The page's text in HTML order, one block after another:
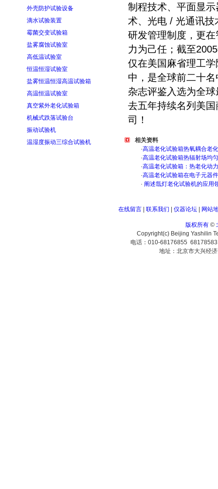
外壳防护试验设备
滴水试验装置
霉菌交变试验箱
盐雾腐蚀试验室
高低温试验室
恒温恒湿试验室
盐雾恒温恒湿高温试验箱
高温恒温试验室
真空紫外老化试验箱
机械式跌落试验台
振动试验机
温湿度振动三综合试验机
制程技术、平面显
术、光电 / 光通讯
研发管理制度，更
力为己任；截至
仅在美国麻省理工
中，是全球前二十
杂志评鉴入选为全
去五年持续名列美
司！
相关资料
·高温老化试验箱热氧耦合老
·高温老化试验箱热辐射场均
·高温老化试验箱：热老化动
·高温老化试验箱在电子元器
· 阐述氙灯老化试验机的应用
在线留言| 联系我们 仪器论坛| 网站
版权所有©
Copyright(c) Beijing Yashilin
电话：010-68176855
地址：北京市大兴经